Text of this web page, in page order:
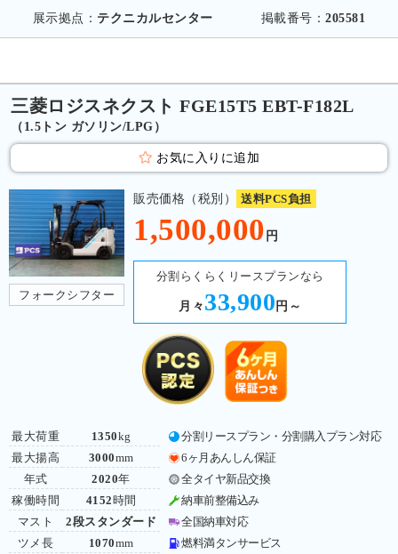
展示拠点： テクニカルセンター 掲載番号：205581
三菱ロジスネクスト FGE15T5 EBT-F182L
（1.5トン ガソリン/LPG）
お気に入りに追加
フォークシフター
販売価格（税別） 送料PCS負担
1,500,000 円
分割らくらくリースプランなら
月々 33,900 円～
最大荷重
最大揚高
年式
稼働時間
マスト
ツメ長
1350kg
3000mm
2020年
4152 時間
2段スタンダード
1070mm
分割リースプラン・分割購入プラン対応
6ヶ月あんしん保証
全タイヤ新品交換
納車前整備込み
全国納車対応
燃料満タンサービス